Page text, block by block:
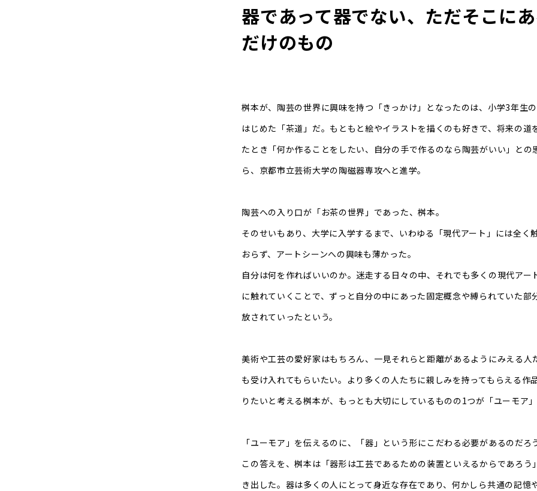
器であって器でない、ただそこに
だけのもの
桝本が、陶芸の世界に興味を持つ「きっかけ」となったのは、小学3年生
はじめた「茶道」だ。もともと絵やイラストを描くのも好きで、将来の道
たとき「何か作ることをしたい、自分の手で作るのなら陶芸がいい」との
ら、京都市立芸術大学の陶磁器専攻へと進学。
陶芸への入り口が「お茶の世界」であった、桝本。
そのせいもあり、大学に入学するまで、いわゆる「現代アート」には全く
おらず、アートシーンへの興味も薄かった。
自分は何を作ればいいのか。迷走する日々の中、それでも多くの現代アー
に触れていくことで、ずっと自分の中にあった固定概念や縛られていた部
放されていったという。
美術や工芸の愛好家はもちろん、一見それらと距離があるようにみえる人
も受け入れてもらいたい。より多くの人たちに親しみを持ってもらえる作
りたいと考える桝本が、もっとも大切にしているものの1つが「ユーモア」
「ユーモア」を伝えるのに、「器」という形にこだわる必要があるのだろ
この答えを、桝本は「器形は工芸であるための装置といえるからであろう
き出した。器は多くの人にとって身近な存在であり、何かしら共通の記憶